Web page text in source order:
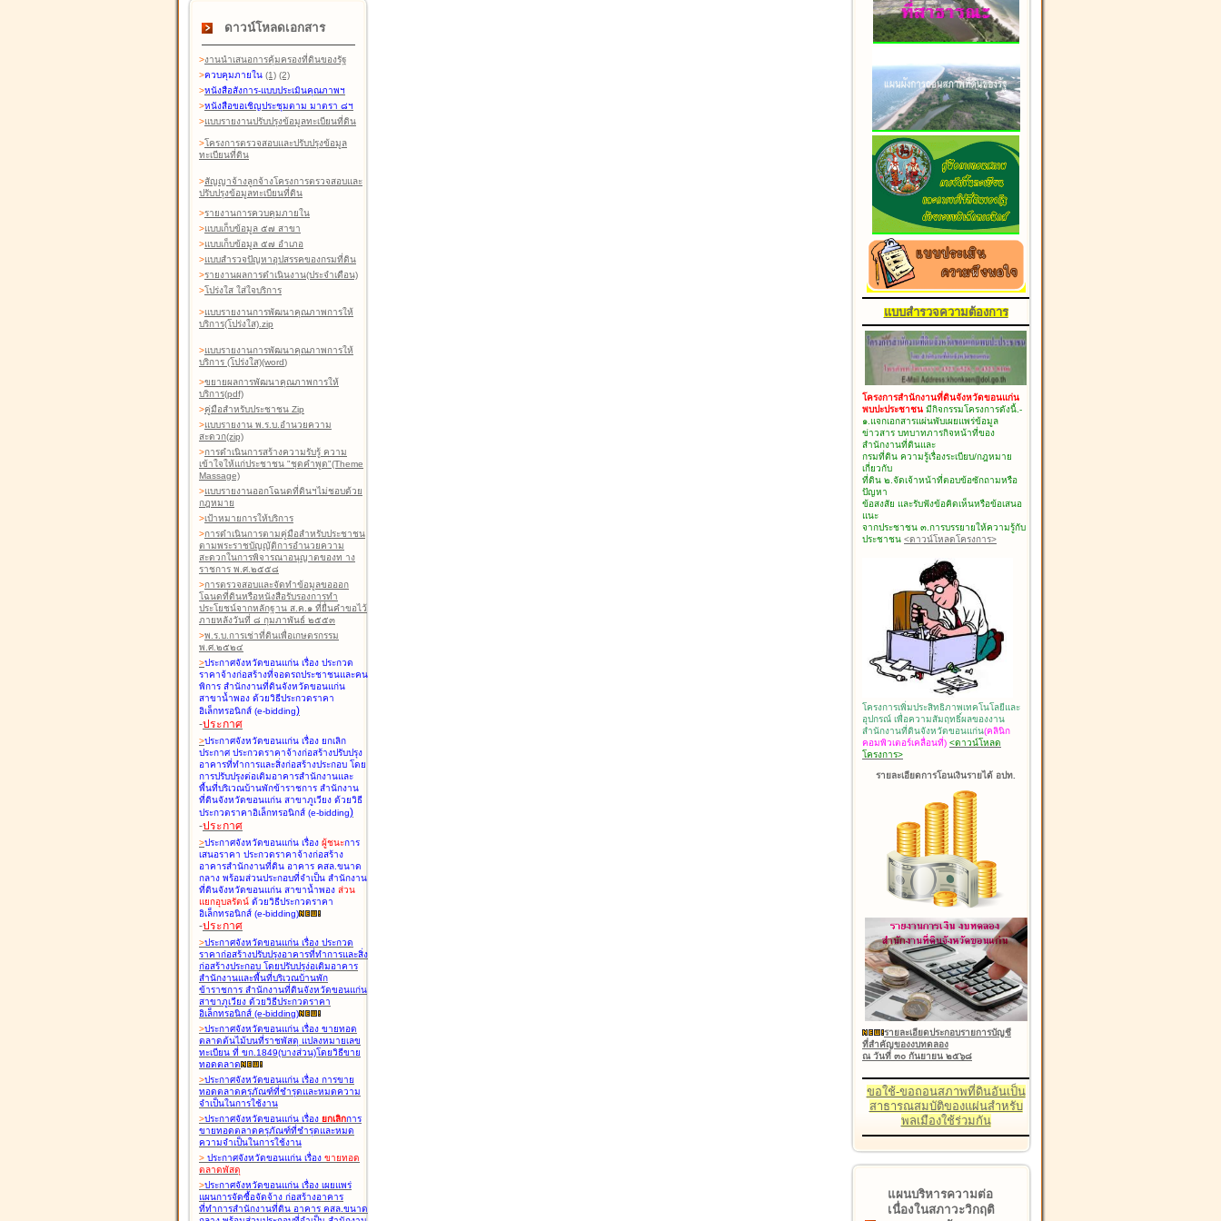
ดาวน์โหลดเอกสาร
>งานนำเสนอการคุ้มครองที่ดินของรัฐ
>ควบคุมภายใน (1) (2)
>หนังสือสังการ-แบบประเมินคุณภาพฯ
>หนังสือขอเชิญประชุมตาม มาตรา ๘ฯ
>แบบรายงานปรับปรุงข้อมูลทะเบียนที่ดิน
>โครงการตรวจสอบและปรับปรุงข้อมูล
ทะเบียนที่ดิน
>สัญญาจ้างลูกจ้างโครงการตรวจสอบและ
ปรับปรุงข้อมูลทะเบียนที่ดิน
>รายงานการควบคุมภายใน
>แบบเก็บข้อมูล ๕๗ สาขา
>แบบเก็บข้อมูล ๕๗ อำเภอ
>แบบสำรวจปัญหาอุปสรรคของกรมที่ดิน
>รายงานผลการดำเนินงาน(ประจำเดือน)
>โปร่งใส ใส่ใจบริการ
>แบบรายงานการพัฒนาคุณภาพการให้
บริการ(โปร่งใส).zip
>แบบรายงานการพัฒนาคุณภาพการให้
บริการ (โปร่งใส)(word)
>ขยายผลการพัฒนาคุณภาพการให้
บริการ(pdf)
>คู่มือสำหรับประชาชน Zip
>แบบรายงาน พ.ร.บ.อำนวยความ
สะดวก(zip)
>การดำเนินการสร้างความรับรู้ ความ
เข้าใจให้แก่ประชาชน "ชุดคำพูด"(Theme
Massage)
>แบบรายงานออกโฉนดที่ดินฯไม่ชอบด้วย
กฎหมาย
>เป้าหมายการให้บริการ
>การดำเนินการตามคู่มือสำหรับประชาชน
ตามพระราชบัญญัติการอำนวยความ
สะดวกในการพิจารณาอนุญาตของท าง
ราชการ พ.ศ.๒๕๕๘
>การตรวจสอบและจัดทำข้อมูลขอออก
โฉนดที่ดินหรือหนังสือรับรองการทำ
ประโยชน์จากหลักฐาน ส.ค.๑ ที่ยื่นคำขอไว้
ภายหลังวันที่ ๘ กุมภาพันธ์ ๒๕๕๓
>พ.ร.บ.การเช่าที่ดินเพื่อเกษตรกรรม
พ.ศ.๒๕๒๔
>ประกาศจังหวัดขอนแก่น เรื่อง ประกวด
ราคาจ้างก่อสร้างที่จอดรถประชาชนและคน
พิการ สำนักงานที่ดินจังหวัดขอนแก่น
สาขาน้ำพอง ด้วยวิธีประกวดราคา
อิเล็กทรอนิกส์ (e-bidding)
-ประกาศ
>ประกาศจังหวัดขอนแก่น เรื่อง ยกเลิก
ประกาศ ประกวดราคาจ้างก่อสร้างปรับปรุง
อาคารที่ทำการและสิ่งก่อสร้างประกอบ โดย
การปรับปรุงต่อเติมอาคารสำนักงานและ
พื้นที่บริเวณบ้านพักข้าราชการ สำนักงาน
ที่ดินจังหวัดขอนแก่น สาขาภูเวียง ด้วยวิธี
ประกวดราคาอิเล็กทรอนิกส์ (e-bidding)
-ประกาศ
>ประกาศจังหวัดขอนแก่น เรื่อง ผู้ชนะการ
เสนอราคา ประกวดราคาจ้างก่อสร้าง
อาคารสำนักงานที่ดิน อาคาร คสล.ขนาด
กลาง พร้อมส่วนประกอบที่จำเป็น สำนักงาน
ที่ดินจังหวัดขอนแก่น สาขาน้ำพอง ส่วน
แยกอุบลรัตน์ ด้วยวิธีประกวดราคา
อิเล็กทรอนิกส์ (e-bidding)
-ประกาศ
>ประกาศจังหวัดขอนแก่น เรื่อง ประกวด
ราคาก่อสร้างปรับปรุงอาคารที่ทำการและสิ่ง
ก่อสร้างประกอบ โดยปรับปรุง่อเติมอาคาร
สำนักงานและพื้นที่บริเวณบ้านพัก
ข้าราชการ สำนักงานที่ดินจังหวัดขอนแก่น
สาขาภูเวียง ด้วยวิธีประกวดราคา
อิเล็กทรอนิกส์ (e-bidding)
>ประกาศจังหวัดขอนแก่น เรื่อง ขายทอด
ตลาดต้นไม้บนที่ราชพัสดุ แปลงหมายเลข
ทะเบียน ที่ ขก.1849(บางส่วน)โดยวิธีขาย
ทอดตลาด
>ประกาศจังหวัดขอนแก่น เรื่อง การขาย
ทอดตลาดครุภัณฑ์ที่ชำรุดและหมดความ
จำเป็นในการใช้งาน
>ประกาศจังหวัดขอนแก่น เรื่อง ยกเลิกการ
ขายทอดตลาดครุภัณฑ์ที่ชำรุดและหมด
ความจำเป็นในการใช้งาน
> ประกาศจังหวัดขอนแก่น เรื่อง ขายทอด
ตลาดพัสดุ
>ประกาศจังหวัดขอนแก่น เรื่อง เผยแพร่
แผนการจัดซื้อจัดจ้าง ก่อสร้างอาคาร
ที่ทำการสำนักงานที่ดิน อาคาร คสล.ขนาด
แบบสำรวจความต้องการ
โครงการสำนักงานที่ดินจังหวัดขอนแก่น
พบปะประชาชน มีกิจกรรมโครงการดังนี้.-
๑.แจกเอกสารแผ่นพับเผยแพร่ข้อมูล
ข่าวสาร บทบาทภารกิจหน้าที่ของ
สำนักงานที่ดินและ
กรมที่ดิน ความรู้เรื่องระเบียบ/กฎหมาย
เกี่ยวกับ
ที่ดิน ๒.จัดเจ้าหน้าที่ตอบข้อซักถามหรือ
ปัญหา
ข้อสงสัย และรับฟังข้อคิดเห็นหรือข้อเสนอ
แนะ
จากประชาชน ๓.การบรรยายให้ความรู้กับ
ประชาชน <ดาวน์โหลดโครงการ>
โครงการเพิ่มประสิทธิภาพเทคโนโลยีและ
อุปกรณ์ เพื่อความสัมฤทธิ์ผลของงาน
สำนักงานที่ดินจังหวัดขอนแก่น(คลินิก
คอมพิวเตอร์เคลื่อนที่) <ดาวน์โหลด
โครงการ>
รายละเอียดการโอนเงินรายได้ อปท.
รายละเอียดประกอบรายการบัญชี
ที่สำคัญของงบทดลอง
ณ วันที่ ๓๐ กันยายน ๒๕๖๘
ขอใช้-ขอถอนสภาพที่ดินอันเป็น
สาธารณสมบัติของแผ่นสำหรับ
พลเมืองใช้ร่วมกัน
แผนบริหารความต่อ
เนื่องในสภาวะวิกฤติ